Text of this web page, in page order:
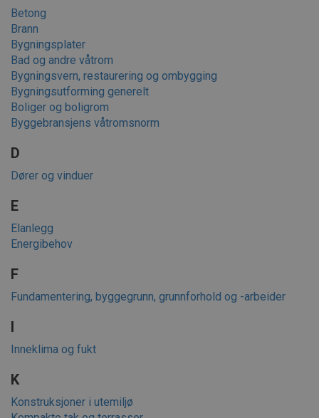
Betong
Brann
Bygningsplater
Bad og andre våtrom
Bygningsvern, restaurering og ombygging
Bygningsutforming generelt
Boliger og boligrom
Byggebransjens våtromsnorm
D
Dører og vinduer
E
Elanlegg
Energibehov
F
Fundamentering, byggegrunn, grunnforhold og -arbeider
I
Inneklima og fukt
K
Konstruksjoner i utemiljø